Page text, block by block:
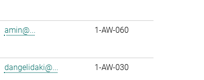
amin@... 1-AW-060
dangelidaki@... 1-AW-030